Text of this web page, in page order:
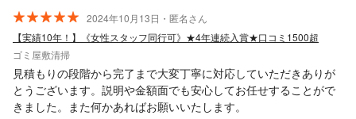
きました。一緒に来られたアシスタント（スタッフ）の方も感じ
が良かったです。 また何かあればお願いしたいと思います。 あり
がとうございました。
2024年10月13日・匿名さん
【実績10年！】《女性スタッフ同行可》★4年連続入賞★口コミ1500超
ゴミ屋敷清掃
見積もりの段階から完了まで大変丁寧に対応していただきありが
とうございます。説明や金額面でも安心してお任せすることがで
きました。また何かあればお願いいたします。